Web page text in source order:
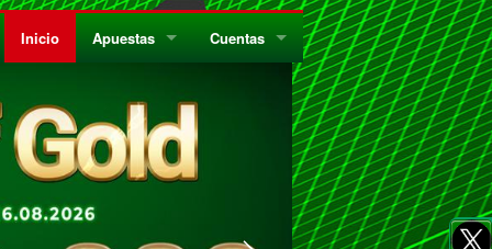
Inicio Apuestas
¿Qué es el Sistema Parley?
Privacidad
Cuentas
Preguntas Frecuentes